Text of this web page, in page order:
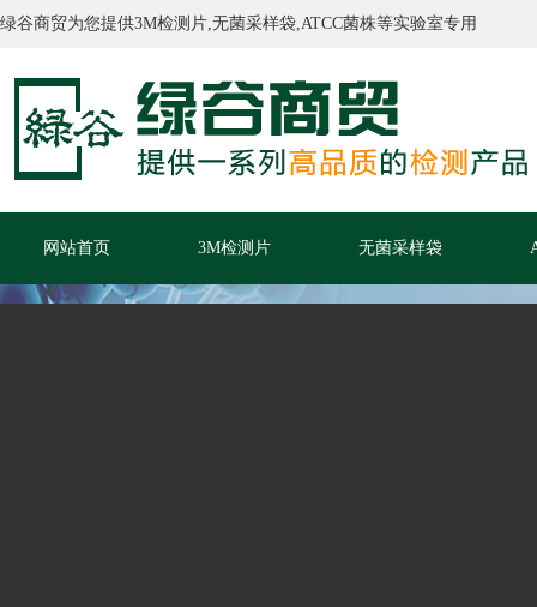
绿谷商贸为您提供3M检测片,无菌采样袋,ATCC菌株等实验室专用
网站首页 3M检测片 无菌采样袋